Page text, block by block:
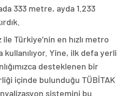
333 metre, ayda 1.233
Türkiye’nin en hızlı metro
kullanılıyor. Yine, ilk defa yerli
desteklenen bir
içinde bulunduğu TÜBİTAK
sistemini bu